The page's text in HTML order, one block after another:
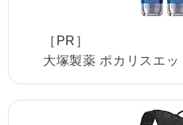
［PR］
大塚製薬 ポカリスエ